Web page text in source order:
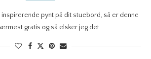
pynt på dit stuebord, så er denne
gratis og så elsker jeg det …